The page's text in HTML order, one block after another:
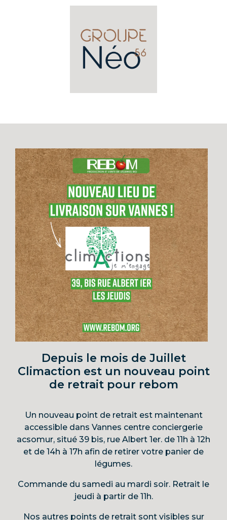
Depuis le mois de Juillet
Climaction est un nouveau point
de retrait pour rebom
Un nouveau point de retrait est maintenant
accessible dans Vannes centre conciergerie
acsomur, situé 39 bis, rue Albert 1er. de 11h à 12h
et de 14h à 17h afin de retirer votre panier de
légumes.
Commande du samedi au mardi soir. Retrait le
jeudi à partir de 11h.
Nos autres points de retrait sont visibles sur